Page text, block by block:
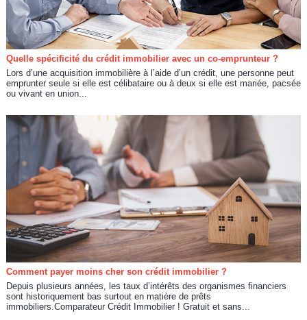
Quelle spécificité du crédit immobilier avec un co-emprunteur ?
Lors d’une acquisition immobilière à l’aide d’un crédit, une personne peut
emprunter seule si elle est célibataire ou à deux si elle est mariée, pacsée
ou vivant en union...
Comment payer moins cher son crédit immobilier ?
Depuis plusieurs années, les taux d’intérêts des organismes financiers
sont historiquement bas surtout en matière de prêts
immobiliers.Comparateur Crédit Immobilier ! Gratuit et sans...